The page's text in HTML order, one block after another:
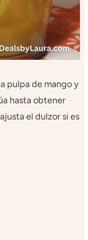
pulpa de mango y
hasta obtener
el dulzor si es